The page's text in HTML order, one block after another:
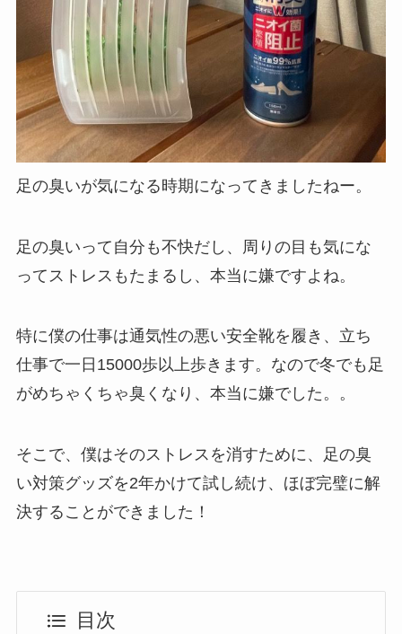
足の臭いが気になる時期になってきましたねー。
足の臭いって自分も不快だし、周りの目も気にな
ってストレスもたまるし、本当に嫌ですよね。
特に僕の仕事は通気性の悪い安全靴を履き、立ち
仕事で一日15000歩以上歩きます。なので冬でも足
がめちゃくちゃ臭くなり、本当に嫌でした。。
そこで、僕はそのストレスを消すために、足の臭
い対策グッズを2年かけて試し続け、ほぼ完璧に解
決することができました！
目次